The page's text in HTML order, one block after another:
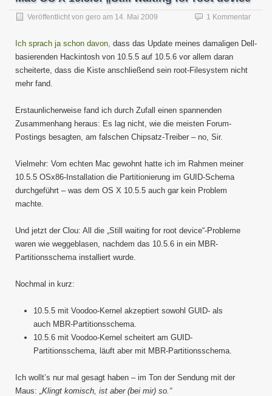
Veröffentlicht von gero am 14. Mai 2009 1 Kommentar
Ich sprach ja schon davon, dass das Update meines damaligen Dell-
basierenden Hackintosh von 10.5.5 auf 10.5.6 vor allem daran
scheiterte, dass die Kiste anschließend sein root-Filesystem nicht
mehr fand.
Erstaunlicherweise fand ich durch Zufall einen spannenden
Zusammenhang heraus: Es lag nicht, wie die meisten Forum-
Postings besagten, am falschen Chipsatz-Treiber – no, Sir.
Vielmehr: Vom echten Mac gewohnt hatte ich im Rahmen meiner
10.5.5 OSx86-Installation die Partitionierung im GUID-Schema
durchgeführt – was dem OS X 10.5.5 auch gar kein Problem
machte.
Und jetzt der Clou: All die „Still waiting for root device“-Probleme
waren wie weggeblasen, nachdem das 10.5.6 in ein MBR-
Partitionsschema installiert wurde.
Nochmal in kurz:
10.5.5 mit Voodoo-Kernel akzeptiert sowohl GUID- als
auch MBR-Partitionsschema.
10.5.6 mit Voodoo-Kernel scheitert am GUID-
Partitionsschema, läuft aber mit MBR-Partitionsschema.
Ich wollt’s nur mal gesagt haben – im Ton der Sendung mit der
Maus: „Klingt komisch, ist aber (bei mir) so.“